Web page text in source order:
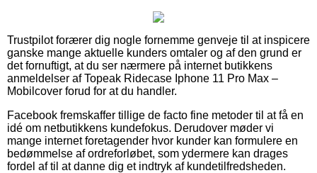
Trustpilot forærer dig nogle fornemme genveje til at inspicere
ganske mange aktuelle kunders omtaler og af den grund er
det fornuftigt, at du ser nærmere på internet butikkens
anmeldelser af Topeak Ridecase Iphone 11 Pro Max –
Mobilcover forud for at du handler.
Facebook fremskaffer tillige de facto fine metoder til at få en
idé om netbutikkens kundefokus. Derudover møder vi
mange internet foretagender hvor kunder kan formulere en
bedømmelse af ordreforløbet, som ydermere kan drages
fordel af til at danne dig et indtryk af kundetilfredsheden.